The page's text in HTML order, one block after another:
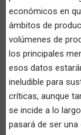
económicos en
ámbitos de
volúmenes de
los principales
esos datos
ineludible para
críticas, aunque
se incide a lo
pasará de ser